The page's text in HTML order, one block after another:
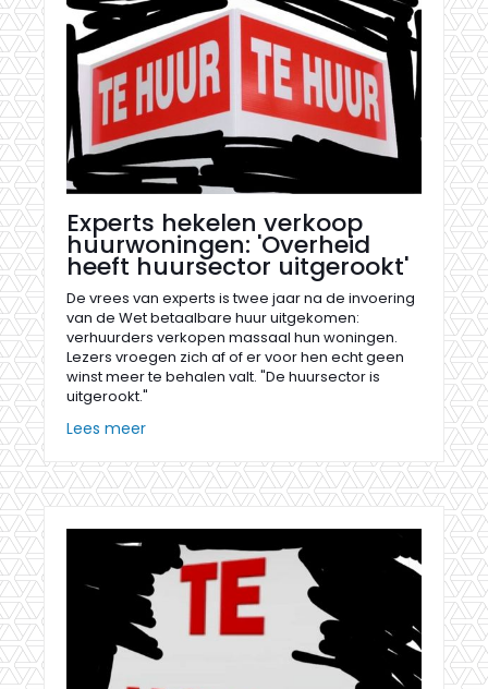
Experts hekelen verkoop
huurwoningen: 'Overheid
heeft huursector uitgerookt'
De vrees van experts is twee jaar na de invoering
van de Wet betaalbare huur uitgekomen:
verhuurders verkopen massaal hun woningen.
Lezers vroegen zich af of er voor hen echt geen
winst meer te behalen valt. "De huursector is
uitgerookt."
Lees meer